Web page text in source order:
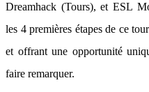
Dreamhack (Tours), et ESL
les 4 premières étapes de ce
et offrant une opportunité
faire remarquer.